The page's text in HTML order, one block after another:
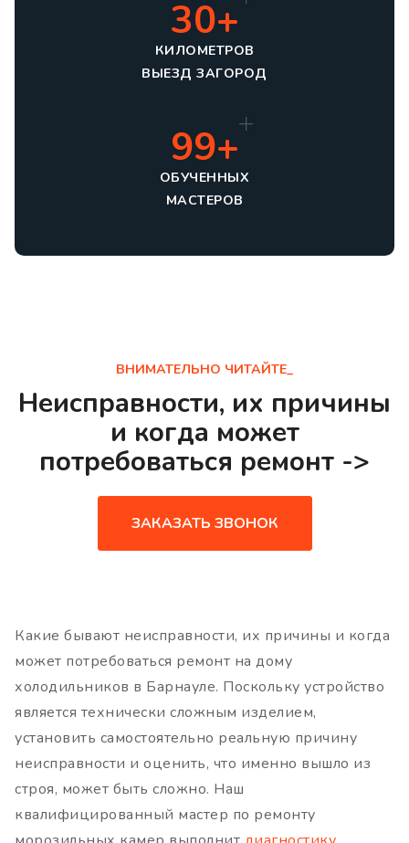
30+
КИЛОМЕТРОВ
ВЫЕЗД ЗАГОРОД
99+
ОБУЧЕННЫХ
МАСТЕРОВ
ВНИМАТЕЛЬНО ЧИТАЙТЕ_
Неисправности, их причины
и когда может
потребоваться ремонт ->
ЗАКАЗАТЬ ЗВОНОК
Какие бывают неисправности, их причины и когда
может потребоваться ремонт на дому
холодильников в Барнауле. Поскольку устройство
является технически сложным изделием,
установить самостоятельно реальную причину
неисправности и оценить, что именно вышло из
строя, может быть сложно. Наш
квалифицированный мастер по ремонту